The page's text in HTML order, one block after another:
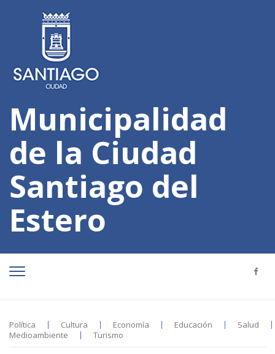
Municipalidad
de la Ciudad
Santiago del
Estero
Política Cultura Economía Educación
Salud
Medioambiente
Turismo